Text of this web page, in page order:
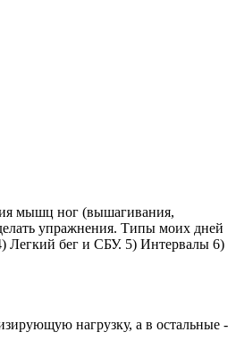
мышц ног (вышагивания,
упражнения. Типы моих дней
Легкий бег и СБУ. 5) Интервалы 6)
нагрузку, а в остальные -